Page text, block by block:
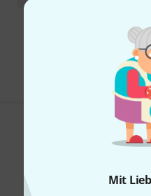
Mit
Kostenloser
Alle
Gefällt